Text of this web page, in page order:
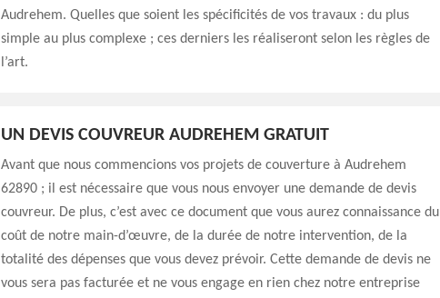
Audrehem. Quelles que soient les spécificités de vos travaux : du plus
simple au plus complexe ; ces derniers les réaliseront selon les règles de
l’art.
UN DEVIS COUVREUR AUDREHEM GRATUIT
Avant que nous commencions vos projets de couverture à Audrehem
62890 ; il est nécessaire que vous nous envoyer une demande de devis
couvreur. De plus, c’est avec ce document que vous aurez connaissance du
coût de notre main-d’œuvre, de la durée de notre intervention, de la
totalité des dépenses que vous devez prévoir. Cette demande de devis ne
vous sera pas facturée et ne vous engage en rien chez notre entreprise